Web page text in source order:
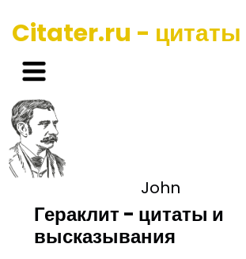
Citater.ru -
John
Гераклит - цитаты и
высказывания